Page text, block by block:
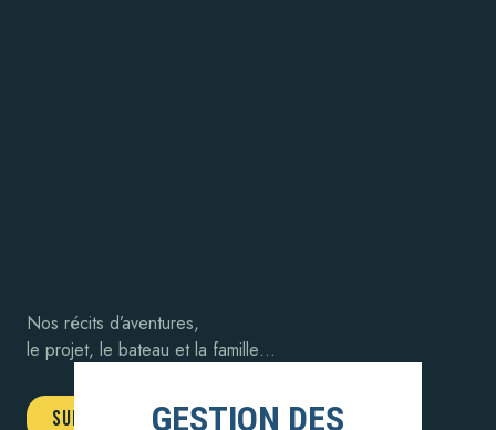
Nos récits d’aventures,
le projet, le bateau et la famille…
SUIVEZ-NOUS !